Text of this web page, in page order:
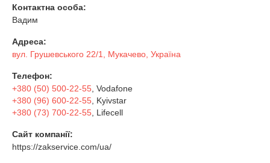
Контактна особа:
Вадим
Адреса:
вул. Грушевського 22/1, Мукачево, Україна
Телефон:
+380 (50) 500-22-55 , Vodafone
+380 (96) 600-22-55 , Kyivstar
+380 (73) 700-22-55 , Lifecell
Сайт компанії:
https://zakservice.com/ua/